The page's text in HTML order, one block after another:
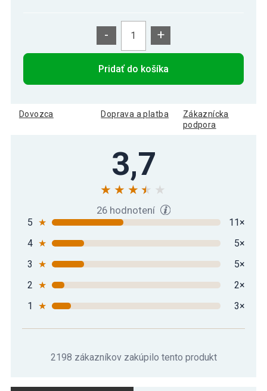
- +
Pridať do košíka
Dovozca Doprava a platba
Zákaznícka
podpora
3,7
26 hodnotení
5 ★
11×
4 ★
5×
3
★
5×
2 ★
2×
1
★ 3×
2198 zákazníkov zakúpilo tento produkt